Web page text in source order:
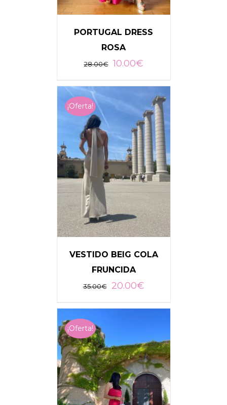
AÑADIR AL CARRITO
/
PORTUGAL DRESS
ROSA
28.00€ 10.00€
¡Oferta!
AÑADIR AL CARRITO
/
VESTIDO BEIG COLA
FRUNCIDA
35.00€ 20.00€
¡Oferta!